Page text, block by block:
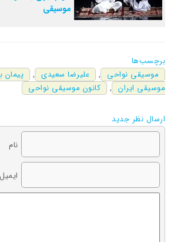
موسیقی
برچسب‌ها
موسیقی نواحی
, علیرضا سعیدی , پیمان
موسیقی ایران , کانون موسیقی نواحی
ارسال نظر جدید
نام
ایمیل